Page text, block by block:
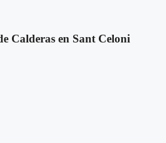
Calderas en Sant Celoni